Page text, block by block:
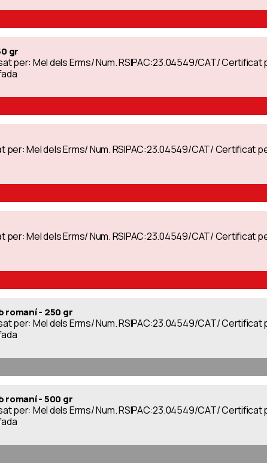
gr
per: Mel dels Erms/ Num. RSIPAC:23.04549/CAT/ Certificat
Mel dels Erms/ Num. RSIPAC:23.04549/CAT/ Certificat
Mel dels Erms/ Num. RSIPAC:23.04549/CAT/ Certificat
romaní - 250 gr
per: Mel dels Erms/ Num. RSIPAC:23.04549/CAT/ Certificat
romaní - 500 gr
per: Mel dels Erms/ Num. RSIPAC:23.04549/CAT/ Certificat